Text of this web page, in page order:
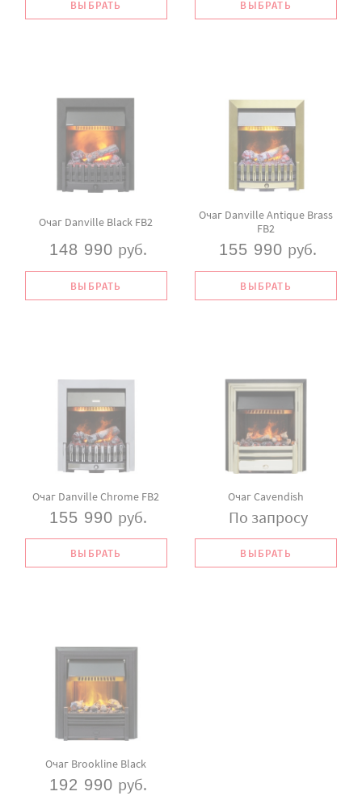
ВЫБРАТЬ ВЫБРАТЬ
Очаг Danville Black FB2
148 990 руб.
ВЫБРАТЬ
Очаг Danville Antique Brass
FB2
155 990 руб.
ВЫБРАТЬ
Очаг Danville Chrome FB2
155 990 руб.
ВЫБРАТЬ
Очаг Cavendish
По запросу
ВЫБРАТЬ
Очаг Brookline Black
192 990 руб.